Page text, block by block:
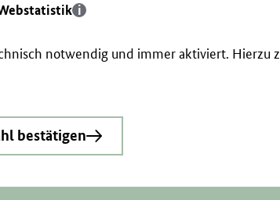
notwendig und immer aktiviert. Hierzu
bestätigen